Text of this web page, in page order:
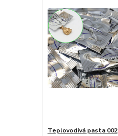
Teplovodivá pasta 002